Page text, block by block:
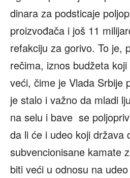
dinara za podsticaje
proizvođača i još 11
refakciju za gorivo. To je,
rečima, iznos budžeta
veći, čime je Vlada Srbije
je stalo i važno da mladi
na selu i bave se
da li će i udeo koji država
subvencionisane kamate
biti veći u odnosu na